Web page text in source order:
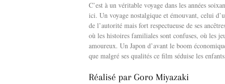
C’est à un véritable voyage dans les années
ici. Un voyage nostalgique et émouvant, celui
de l’autorité mais fort respectueuse de ses
où les histoires familiales sont confuses, où les
amoureux. Un Japon d’avant le boom
que malgré ses qualités ce film séduise les
Réalisé par Goro Miyazaki